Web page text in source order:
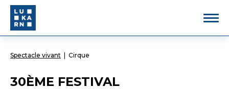
Spectacle vivant Cirque
30ÈME FESTIVAL